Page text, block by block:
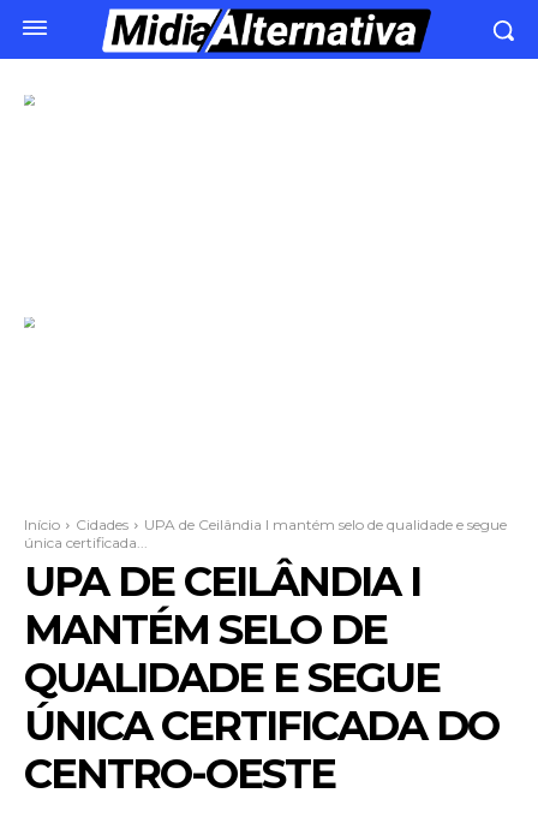
Início Cidades
UPA de Ceilândia I mantém selo de qualidade e segue
única certificada...
UPA DE CEILÂNDIA I
MANTÉM SELO DE
QUALIDADE E SEGUE
ÚNICA CERTIFICADA DO
CENTRO-OESTE